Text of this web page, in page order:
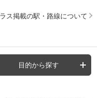
ス掲載の駅・路線について
目的から探す